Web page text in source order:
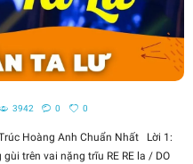
3942 0 0
Hoàng Anh Chuẩn Nhất Lời 1:
trên vai nặng trĩu RE RE la / DO